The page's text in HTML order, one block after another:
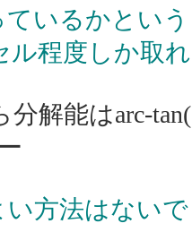
ているかとい
ル程度しか取
分解能はarc-
い方法はない